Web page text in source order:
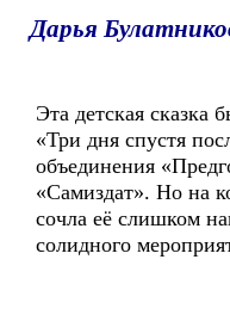
Дарья
Эта детская сказка
«Три дня спустя
объединения
«Самиздат». Но на
сочла её слишком
солидного